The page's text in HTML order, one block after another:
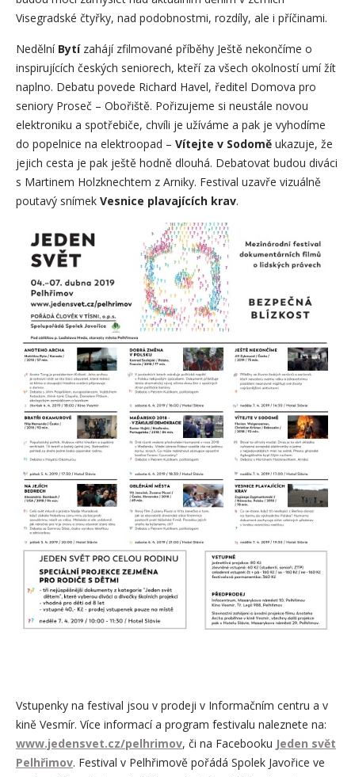
Visegradské čtyřky, nad podobnostmi, rozdíly, ale i příčinami.
Nedělní Bytízahájí zfilmované příběhy Ještě nekončíme o
inspirujících českých seniorech, kteří za všech okolností umí žít
naplno. Debatu povede Richard Havel, ředitel Domova pro
seniory Proseč – Obořiště. Pořizujeme si neustále novou
elektroniku a spotřebiče, chvíli je užíváme a pak je vyhodíme
do popelnice na elektroopad – Vítejte v Sodomě ukazuje, že
jejich cesta je pak ještě hodně dlouhá. Debatovat budou diváci
s Martinem Holzknechtem z Arniky. Festival uzavře vizuálně
poutavý snímek Vesnice plavajících krav.
Vstupenky na festival jsou v prodeji v Informačním centru a v
kině Vesmír. Více informací a program festivalu naleznete na:
www.jedensvet.cz/pelhrimov, či na Facebooku Jeden svět
Pelhřimov. Festival v Pelhřimově pořádá Spolek Javořice ve